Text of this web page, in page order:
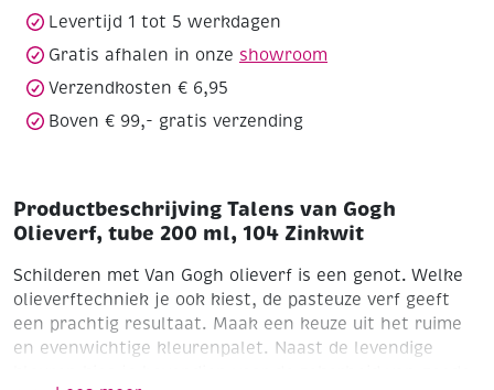
aantal
Levertijd 1 tot 5 werkdagen
Gratis afhalen in onze showroom
Verzendkosten € 6,95
Boven € 99,- gratis verzending
Productbeschrijving Talens van Gogh
Olieverf, tube 200 ml, 104 Zinkwit
Schilderen met Van Gogh olieverf is een genot. Welke
olieverftechniek je ook kiest, de pasteuze verf geeft
een prachtig resultaat. Maak een keuze uit het ruime
en evenwichtige kleurenpalet. Naast de levendige